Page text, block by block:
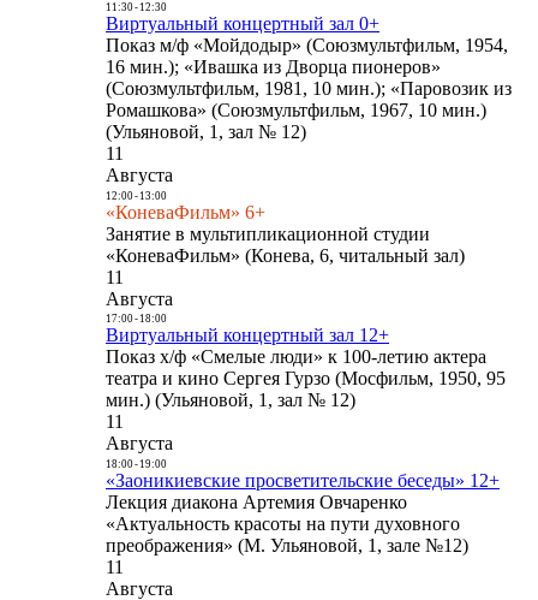
11:30- 12:30
Виртуальный концертный зал 0+
Показ м/ф «Мойдодыр» (Союзмультфильм, 1954,
16 мин.); «Ивашка из Дворца пионеров»
(Союзмультфильм, 1981, 10 мин.); «Паровозик из
Ромашкова» (Союзмультфильм, 1967, 10 мин.)
(Ульяновой, 1, зал № 12)
11
Августа
12:00- 13:00
«КоневаФильм» 6+
Занятие в мультипликационной студии
«КоневаФильм» (Конева, 6, читальный зал)
11
Августа
17:00- 18:00
Виртуальный концертный зал 12+
Показ х/ф «Смелые люди» к 100-летию актера
театра и кино Сергея Гурзо (Мосфильм, 1950, 95
мин.) (Ульяновой, 1, зал № 12)
11
Августа
18:00- 19:00
«Заоникиевские просветительские беседы» 12+
Лекция диакона Артемия Овчаренко
«Актуальность красоты на пути духовного
преображения» (М. Ульяновой, 1, зале №12)
11
Августа